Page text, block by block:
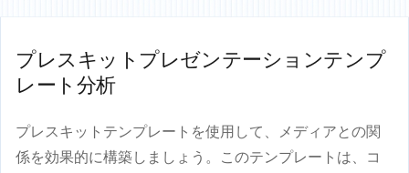
プレスキットプレゼンテーションテンプ
レート分析
プレスキットテンプレートを使用して、メディアとの関
係を効果的に構築しましょう。このテンプレートは、コ